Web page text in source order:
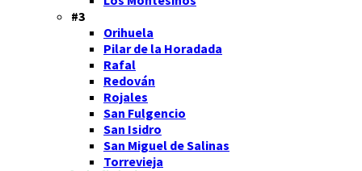
#3
Orihuela
Pilar de la Horadada
Rafal
Redován
Rojales
San Fulgencio
San Isidro
San Miguel de Salinas
Torrevieja